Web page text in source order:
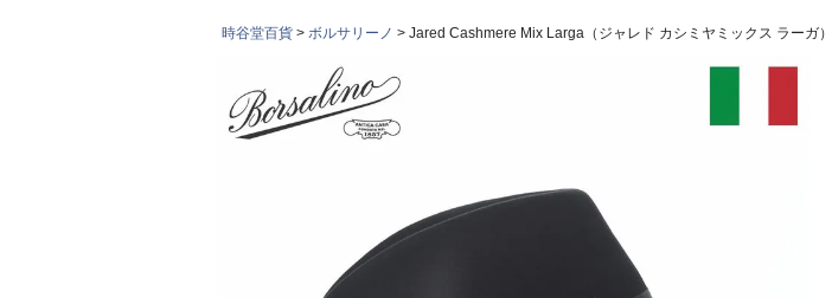
時谷堂百貨 ボルサリーノ Jared Cashmere Mix Larga（ジャレド カシミヤミックス ラーガ